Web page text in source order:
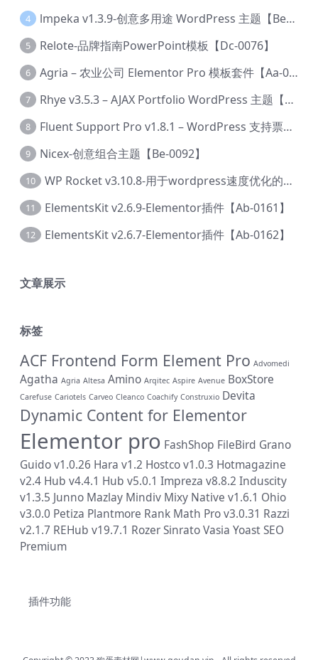
4 lmpeka v1.3.9-创意多用途 WordPress 主题【Be-0064】
5 Relote-品牌指南PowerPoint模板【Dc-0076】
6 Agria – 农业公司 Elementor Pro 模板套件【Aa-0003】
7 Rhye v3.5.3 – AJAX Portfolio WordPress 主题【Bi-0049】
8 Fluent Support Pro v1.8.1 – WordPress 支持票务系统【Cc-0041】
9 Nicex-创意组合主题【Be-0092】
10 WP Rocket v3.10.8-用于wordpress速度优化的缓存加速插件【Cd-0019】
11 ElementsKit v2.6.9-Elementor插件【Ab-0161】
12 ElementsKit v2.6.7-Elementor插件【Ab-0162】
文章展示
标签
ACF Frontend Form Element Pro Advomedi
Agatha Agria Altesa Amino Arqitec Aspire Avenue BoxStore
Carefuse Cariotels Carveo Cleanco Coachify Construxio Devita
Dynamic Content for Elementor
Elementor pro FashShop FileBird Grano
Guido v1.0.26 Hara v1.2 Hostco v1.0.3 Hotmagazine
v2.4 Hub v4.4.1 Hub v5.0.1 Impreza v8.8.2 Induscity
v1.3.5 Junno Mazlay Mindiv Mixy Native v1.6.1 Ohio
v3.0.0 Petiza Plantmore Rank Math Pro v3.0.31 Razzi
v2.1.7 REHub v19.7.1 RozerSinratoVasia Yoast SEO
Premium
插件功能